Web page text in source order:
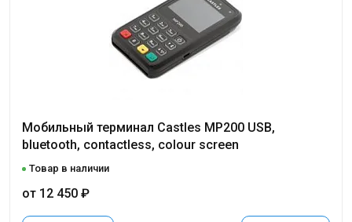
Мобильный терминал Castles МP200 USB,
bluetooth, contactless, colour screen
Товар в наличии
от 12 450 ₽